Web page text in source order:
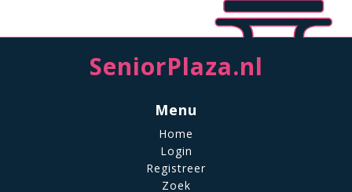
SeniorPlaza.nl
Menu
Home
Login
Registreer
Zoek